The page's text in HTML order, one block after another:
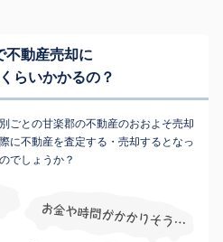
不動産売却に
らいかかるの？
ごとの甘楽郡の不動産のおおよそ売却
に不動産を査定する・売却するとなっ
でしょうか？